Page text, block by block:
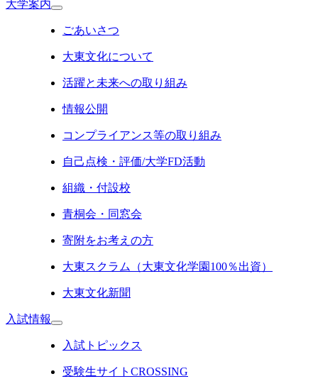
大学案内
ごあいさつ
大東文化について
活躍と未来への取り組み
情報公開
コンプライアンス等の取り組み
自己点検・評価/大学FD活動
組織・付設校
青桐会・同窓会
寄附をお考えの方
大東スクラム（大東文化学園100％出資）
大東文化新聞
入試情報
入試トピックス
受験生サイトCROSSING